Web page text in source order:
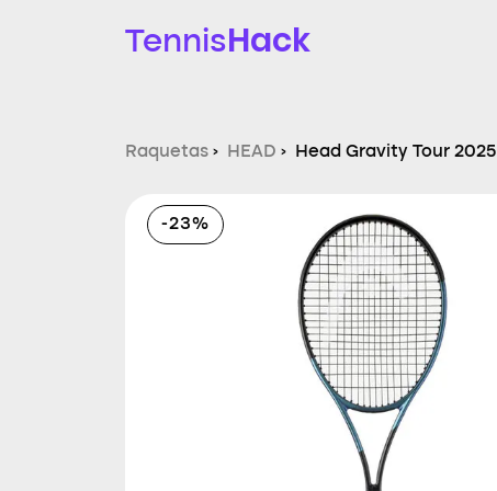
TennisHack
Raquetas › HEAD › Head Gravity Tour 2025
-23%